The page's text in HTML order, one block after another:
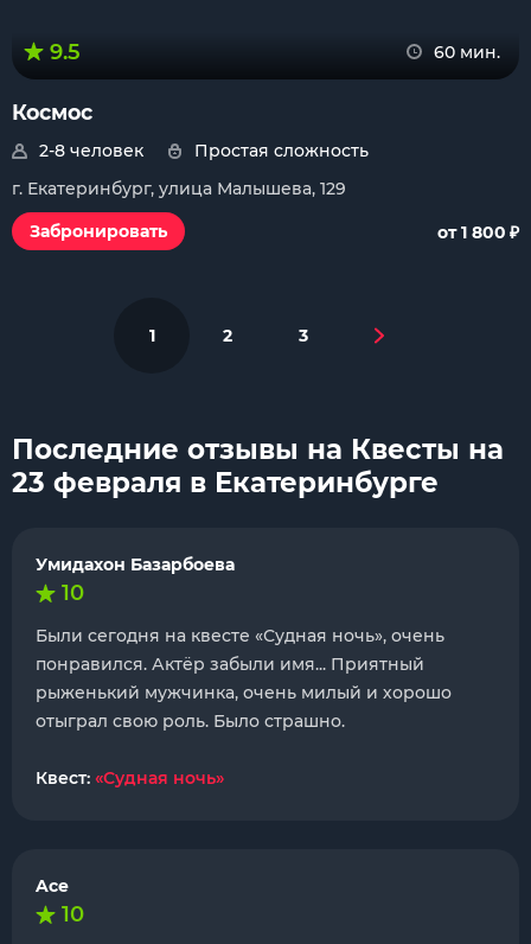
9.5 60 мин.
Космос
2-8 человек
Простая сложность
г. Екатеринбург, улица Малышева, 129
Забронировать
от 1 800 ₽
1 2 3
Последние отзывы на Квесты на
23 февраля в Екатеринбурге
Умидахон Базарбоева
10
Были сегодня на квесте «Судная ночь», очень
понравился. Актёр забыли имя... Приятный
рыженький мужчинка, очень милый и хорошо
отыграл свою роль. Было страшно.
Квест: «Судная ночь»
Ace
10